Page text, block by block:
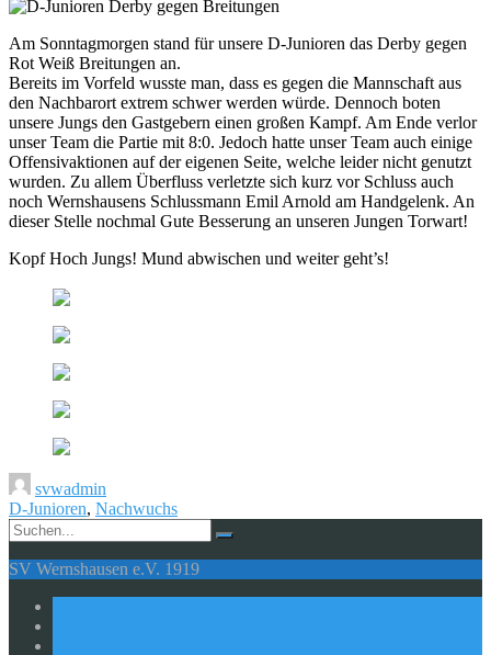
Am Sonntagmorgen stand für unsere D-Junioren das Derby gegen
Rot Weiß Breitungen an.
Bereits im Vorfeld wusste man, dass es gegen die Mannschaft aus
den Nachbarort extrem schwer werden würde. Dennoch boten
unsere Jungs den Gastgebern einen großen Kampf. Am Ende verlor
unser Team die Partie mit 8:0. Jedoch hatte unser Team auch einige
Offensivaktionen auf der eigenen Seite, welche leider nicht genutzt
wurden. Zu allem Überfluss verletzte sich kurz vor Schluss auch
noch Wernshausens Schlussmann Emil Arnold am Handgelenk. An
dieser Stelle nochmal Gute Besserung an unseren Jungen Torwart!
Kopf Hoch Jungs! Mund abwischen und weiter geht’s!
svwadmin
D-Junioren, Nachwuchs
SV Wernshausen e.V. 1919